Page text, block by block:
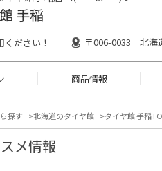
手稲
ださい！ 〒006-0033 北海
商品情報
探す 北海道のタイヤ館 タイヤ館 手稲
メ情報